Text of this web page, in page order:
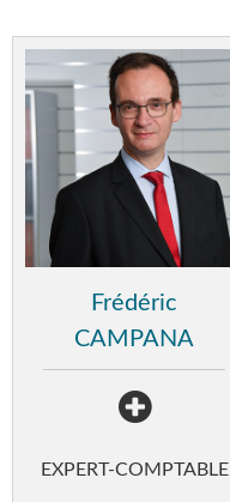
Frédéric
CAMPANA
EXPERT-COMPTABLE